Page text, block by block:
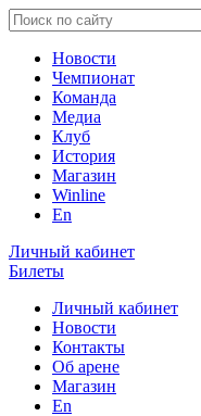
Новости
Чемпионат
Команда
Медиа
Клуб
История
Магазин
Winline
En
Личный кабинет
Билеты
Личный кабинет
Новости
Контакты
Об арене
Магазин
En